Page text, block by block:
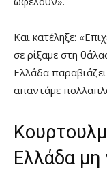
Και κατέληξε:
σε ρίξαμε στη
Ελλάδα
απαντάμε
Ελλάδα μη